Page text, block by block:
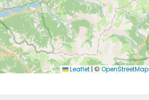
Leaflet | © OpenStreetMap